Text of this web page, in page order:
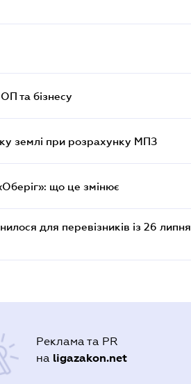
та бізнесу
землі при розрахунку МПЗ
що це змінює
для перевізників із 26 липня
Реклама та PR
на ligazakon.net